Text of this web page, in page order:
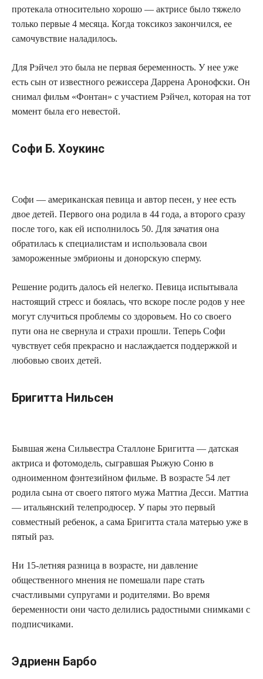
протекала относительно хорошо — актрисе было тяжело
только первые 4 месяца. Когда токсикоз закончился, ее
самочувствие наладилось.
Для Рэйчел это была не первая беременность. У нее уже
есть сын от известного режиссера Даррена Аронофски. Он
снимал фильм «Фонтан» с участием Рэйчел, которая на тот
момент была его невестой.
Софи Б. Хоукинс
Софи — американская певица и автор песен, у нее есть
двое детей. Первого она родила в 44 года, а второго сразу
после того, как ей исполнилось 50. Для зачатия она
обратилась к специалистам и использовала свои
замороженные эмбрионы и донорскую сперму.
Решение родить далось ей нелегко. Певица испытывала
настоящий стресс и боялась, что вскоре после родов у нее
могут случиться проблемы со здоровьем. Но со своего
пути она не свернула и страхи прошли. Теперь Софи
чувствует себя прекрасно и наслаждается поддержкой и
любовью своих детей.
Бригитта Нильсен
Бывшая жена Сильвестра Сталлоне Бригитта — датская
актриса и фотомодель, сыгравшая Рыжую Соню в
одноименном фэнтезийном фильме. В возрасте 54 лет
родила сына от своего пятого мужа Маттиа Десси. Маттиа
— итальянский телепродюсер. У пары это первый
совместный ребенок, а сама Бригитта стала матерью уже в
пятый раз.
Ни 15-летняя разница в возрасте, ни давление
общественного мнения не помешали паре стать
счастливыми супругами и родителями. Во время
беременности они часто делились радостными снимками с
подписчиками.
Эдриенн Барбо